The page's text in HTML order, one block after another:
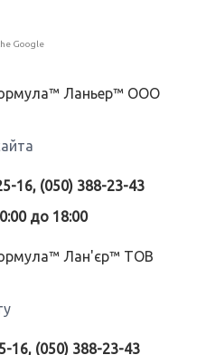
Google
Ланьер™ ООО
16, (050) 388-23-43
до 18:00
Лан'єр™ ТОВ
16, (050) 388-23-43